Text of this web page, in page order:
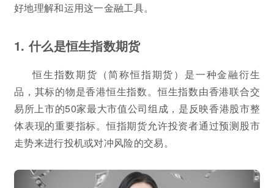
好地理解和运用这一金融工具。
1. 什么是恒生指数期货
恒生指数期货（简称恒指期货）是一种金融衍生
品，其标的物是香港恒生指数。恒生指数由香港联合交
易所上市的50家最大市值公司组成，是反映香港股市整
体表现的重要指标。恒指期货允许投资者通过预测股市
走势来进行投机或对冲风险的交易。